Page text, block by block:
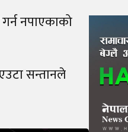
नपाएकाको
सन्तानले